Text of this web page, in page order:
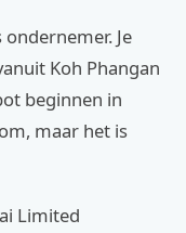
Je
Koh Phangan
beginnen in
maar het is
Limited